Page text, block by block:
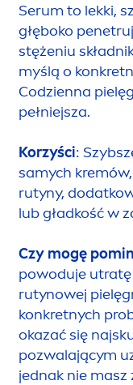
Serum to lekki,
głęboko
stężeniu
myślą o
Codzienna
pełniejsza.
Korzyści:
samych
rutyny,
lub gładkość w
Czy mogę
powoduje utratę
rutynowej
konkretnych
okazać się
pozwalającym
jednak nie